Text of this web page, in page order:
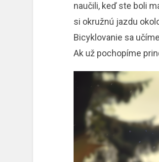
naučili, keď ste boli
si okružnú jazdu
Bicyklovanie sa
Ak už pochopíme